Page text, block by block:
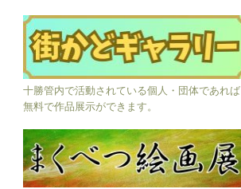
十勝管内で活動されている個人・団体であれば
無料で作品展示ができます。